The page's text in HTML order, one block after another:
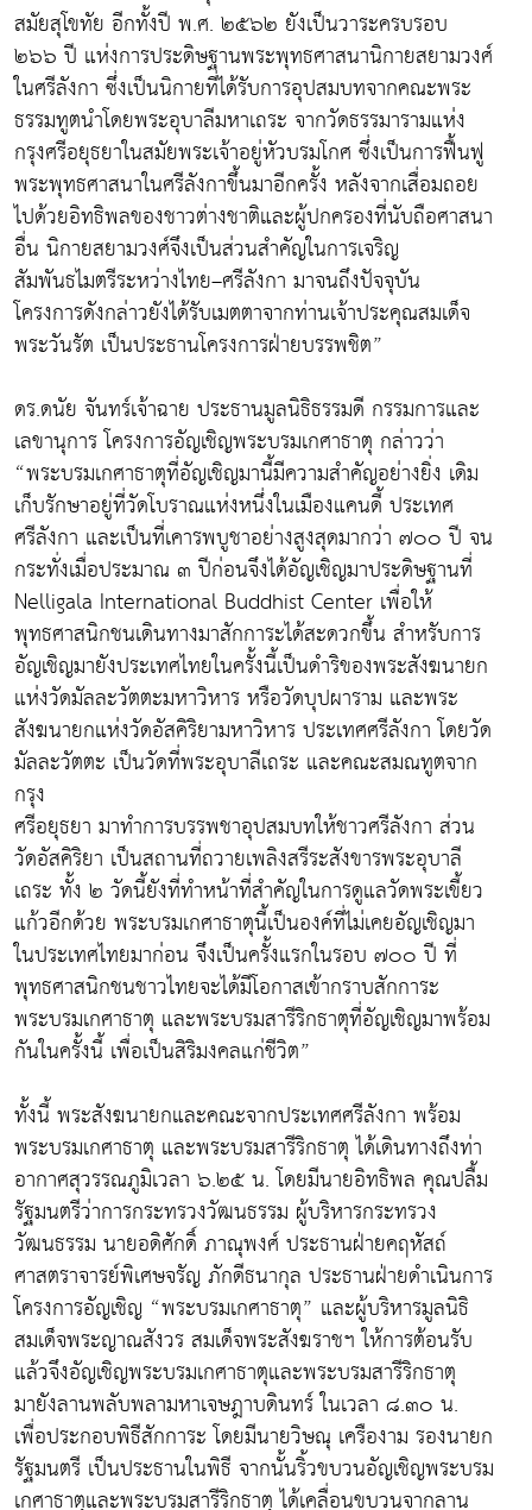
สมัยสุโขทัย อีกทั้งปี พ.ศ. ๒๕๖๒ ยังเป็นวาระครบรอบ
๒๖๖ ปี แห่งการประดิษฐานพระพุทธศาสนานิกายสยามวงศ์
ในศรีลังกา ซึ่งเป็นนิกายที่ได้รับการอุปสมบทจากคณะพระ
ธรรมทูตนำโดยพระอุบาลีมหาเถระ จากวัดธรรมารามแห่ง
กรุงศรีอยุธยาในสมัยพระเจ้าอยู่หัวบรมโกศ ซึ่งเป็นการฟื้นฟู
พระพุทธศาสนาในศรีลังกาขึ้นมาอีกครั้ง หลังจากเสื่อมถอย
ไปด้วยอิทธิพลของชาวต่างชาติและผู้ปกครองที่นับถือศาสนา
อื่น นิกายสยามวงศ์จึงเป็นส่วนสำคัญในการเจริญ
สัมพันธไมตรีระหว่างไทย–ศรีลังกา มาจนถึงปัจจุบัน
โครงการดังกล่าวยังได้รับเมตตาจากท่านเจ้าประคุณสมเด็จ
พระวันรัต เป็นประธานโครงการฝ่ายบรรพชิต”
ดร.ดนัย จันทร์เจ้าฉาย ประธานมูลนิธิธรรมดี กรรมการและ
เลขานุการ โครงการอัญเชิญพระบรมเกศาธาตุ กล่าวว่า
“พระบรมเกศาธาตุที่อัญเชิญมานี้มีความสําคัญอย่างยิ่ง เดิม
เก็บรักษาอยู่ที่วัดโบราณแห่งหนึ่งในเมืองแคนดี้ ประเทศ
ศรีลังกา และเป็นที่เคารพบูชาอย่างสูงสุดมากว่า ๗๐๐ ปี จน
กระทั่งเมื่อประมาณ ๓ ปีก่อนจึงได้อัญเชิญมาประดิษฐานที่
Nelligala International Buddhist Center เพื่อให้
พุทธศาสนิกชนเดินทางมาสักการะได้สะดวกขึ้น สำหรับการ
อัญเชิญมายังประเทศไทยในครั้งนี้เป็นดําริของพระสังฆนายก
แห่งวัดมัลละวัตตะมหาวิหาร หรือวัดบุปผาราม และพระ
สังฆนายกแห่งวัดอัสคิริยามหาวิหาร ประเทศศรีลังกา โดยวัด
มัลละวัตตะ เป็นวัดที่พระอุบาลีเถระ และคณะสมณทูตจาก
กรุง
ศรีอยุธยา มาทําการบรรพชาอุปสมบทให้ชาวศรีลังกา ส่วน
วัดอัสคิริยา เป็นสถานที่ถวายเพลิงสรีระสังขารพระอุบาลี
เถระ ทั้ง ๒ วัดนี้ยังที่ทำหน้าที่สำคัญในการดูแลวัดพระเขี้ยว
แก้วอีกด้วย พระบรมเกศาธาตุนี้เป็นองค์ที่ไม่เคยอัญเชิญมา
ในประเทศไทยมาก่อน จึงเป็นครั้งแรกในรอบ ๗๐๐ ปี ที่
พุทธศาสนิกชนชาวไทยจะได้มีโอกาสเข้ากราบสักการะ
พระบรมเกศาธาตุ และพระบรมสารีริกธาตุที่อัญเชิญมาพร้อม
กันในครั้งนี้ เพื่อเป็นสิริมงคลแก่ชีวิต”
ทั้งนี้ พระสังฆนายกและคณะจากประเทศศรีลังกา พร้อม
พระบรมเกศาธาตุ และพระบรมสารีริกธาตุ ได้เดินทางถึงท่า
อากาศสุวรรณภูมิเวลา ๖.๒๕ น. โดยมีนายอิทธิพล คุณปลื้ม
รัฐมนตรีว่าการกระทรวงวัฒนธรรม ผู้บริหารกระทรวง
วัฒนธรรม นายอดิศักดิ์ ภาณุพงศ์ ประธานฝ่ายคฤหัสถ์
ศาสตราจารย์พิเศษจรัญ ภักดีธนากุล ประธานฝ่ายดำเนินการ
โครงการอัญเชิญ “พระบรมเกศาธาตุ” และผู้บริหารมูลนิธิ
สมเด็จพระญาณสังวร สมเด็จพระสังฆราชฯ ให้การต้อนรับ
แล้วจึงอัญเชิญพระบรมเกศาธาตุและพระบรมสารีริกธาตุ
มายังลานพลับพลามหาเจษฎาบดินทร์ ในเวลา ๘.๓๐ น.
เพื่อประกอบพิธีสักการะ โดยมีนายวิษณุ เครืองาม รองนายก
รัฐมนตรี เป็นประธานในพิธี จากนั้นริ้วขบวนอัญเชิญพระบรม
เกศาธาตุและพระบรมสารีริกธาตุ ได้เคลื่อนขบวนจากลาน